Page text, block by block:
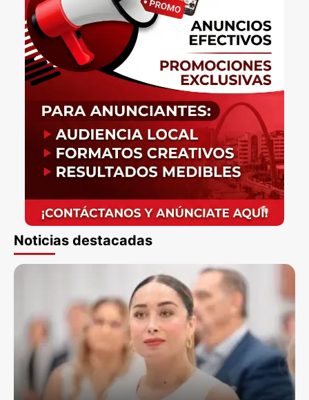
Noticias destacadas